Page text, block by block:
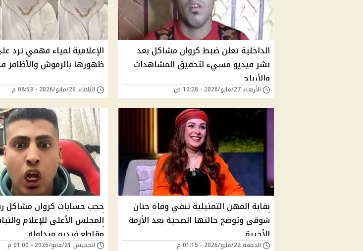
الداخلية تعلن ضبط كروان مشاكل بعد
نشر فيديو مسيء لتحقيق المشاهدات
والأرباح
الأربعاء 27/مايو/2026 - 12:28 ص
الإعلامية لمياء فهمي ترد
ظهورها بالرموش والأظافر
الثلاثاء 26/مايو/2026 - 08:53 م
نقابة المهن التمثيلية تنفي وفاة حنان
شوقي وتوضح حالتها الصحية بعد الأزمة
الأخيرة
الجمعة 22/مايو/2026 - 01:15 م
حجب حسابات كروان مشاكل
المجلس الأعلى للإعلام
مقاطع فيديو متداولة
الخميس 21/مايو/2026 - 01:00 م